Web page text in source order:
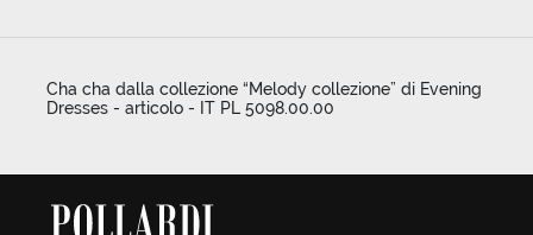
Cha cha dalla collezione “Melody collezione” di Evening
Dresses - articolo - IT PL 5098.00.00